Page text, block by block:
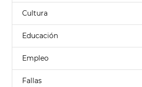
Cultura
Educación
Empleo
Fallas